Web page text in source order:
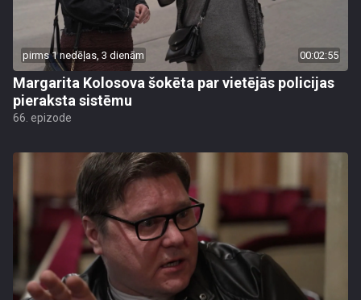
pirms 1 nedēļas, 3 dienām 00:02:55
Margarita Kolosova šokēta par vietējās policijas
pieraksta sistēmu
66. epizode